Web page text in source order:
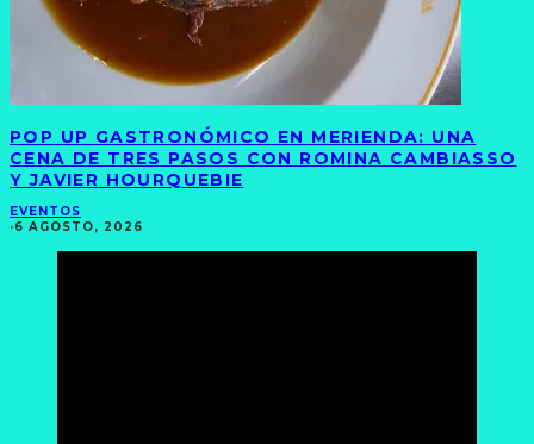
POP UP GASTRONÓMICO EN MERIENDA: UNA
CENA DE TRES PASOS CON ROMINA CAMBIASSO
Y JAVIER HOURQUEBIE
EVENTOS
·6 AGOSTO, 2026